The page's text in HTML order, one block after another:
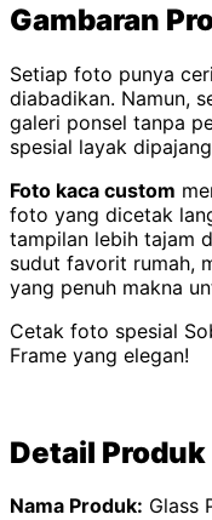
Gambaran
Setiap foto punya
diabadikan. Namun,
galeri ponsel tanpa
spesial layak
Foto kaca custom
foto yang dicetak
tampilan lebih tajam
sudut favorit rumah,
yang penuh makna
Cetak foto spesial
Frame yang elegan!
Detail Produk
Nama Produk: Glass